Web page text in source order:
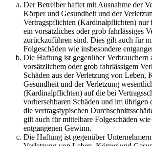
Der Betreiber haftet mit Ausnahme der
Körper und Gesundheit und der
Vertragspflichten (Kardinalpflichten) nur
ein vorsätzliches oder grob fahrlässiges
zurückzuführen sind. Dies gilt auch für
Folgeschäden wie insbesondere
Die Haftung ist gegenüber Verbrauchern
vorsätzlichem oder grob fahrlässigem
Schäden aus der Verletzung von Leben,
Gesundheit und der Verletzung
(Kardinalpflichten) auf die bei
vorhersehbaren Schäden und im übrigen
die vertragstypischen
gilt auch für mittelbare Folgeschäden wie
entgangenen Gewinn.
Die Haftung ist gegenüber